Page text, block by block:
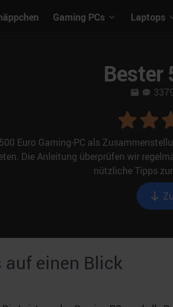
Gaming PCs Laptops
Bester
Euro Gaming-PC als
Die Anleitung überprüfen wir
nützliche Tipps
auf einen Blick